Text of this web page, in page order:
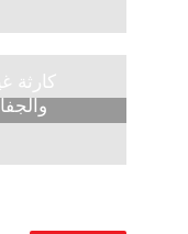
كارثة